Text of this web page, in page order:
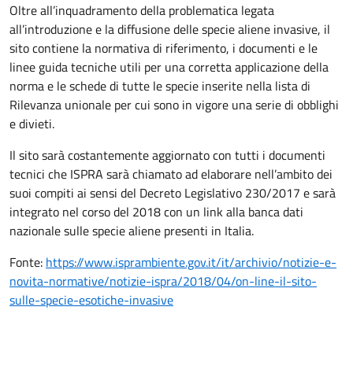
Oltre all’inquadramento della problematica legata
all’introduzione e la diffusione delle specie aliene invasive, il
sito contiene la normativa di riferimento, i documenti e le
linee guida tecniche utili per una corretta applicazione della
norma e le schede di tutte le specie inserite nella lista di
Rilevanza unionale per cui sono in vigore una serie di obblighi
e divieti.
Il sito sarà costantemente aggiornato con tutti i documenti
tecnici che ISPRA sarà chiamato ad elaborare nell’ambito dei
suoi compiti ai sensi del Decreto Legislativo 230/2017 e sarà
integrato nel corso del 2018 con un link alla banca dati
nazionale sulle specie aliene presenti in Italia.
Fonte: https://www.isprambiente.gov.it/it/archivio/notizie-e-
novita-normative/notizie-ispra/2018/04/on-line-il-sito-
sulle-specie-esotiche-invasive